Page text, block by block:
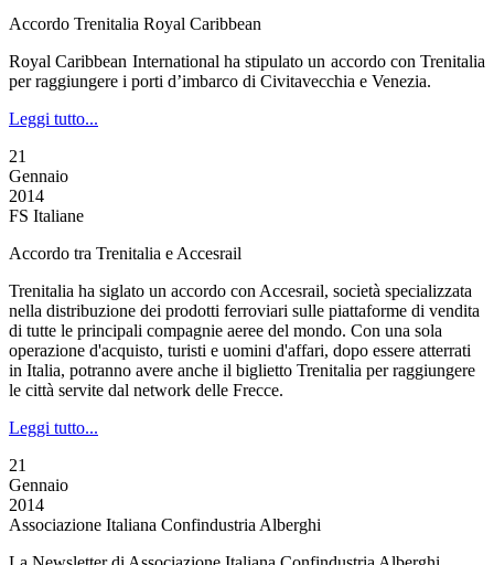
Accordo Trenitalia Royal Caribbean
Royal Caribbean International ha stipulato un accordo con Trenitalia
per raggiungere i porti d’imbarco di Civitavecchia e Venezia.
Leggi tutto...
21
Gennaio
2014
FS Italiane
Accordo tra Trenitalia e Accesrail
Trenitalia ha siglato un accordo con Accesrail, società specializzata
nella distribuzione dei prodotti ferroviari sulle piattaforme di vendita
di tutte le principali compagnie aeree del mondo. Con una sola
operazione d'acquisto, turisti e uomini d'affari, dopo essere atterrati
in Italia, potranno avere anche il biglietto Trenitalia per raggiungere
le città servite dal network delle Frecce.
Leggi tutto...
21
Gennaio
2014
Associazione Italiana Confindustria Alberghi